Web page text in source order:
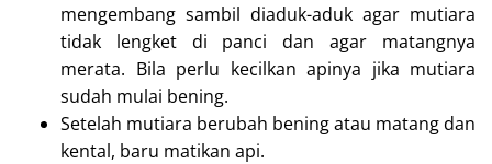
mengembang sambil diaduk-aduk agar mutiara
tidak lengket di panci dan agar matangnya
merata. Bila perlu kecilkan apinya jika mutiara
sudah mulai bening.
Setelah mutiara berubah bening atau matang dan
kental, baru matikan api.